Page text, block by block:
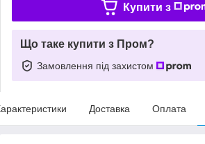
Купити з
Що таке купити з Пром?
Замовлення під захистом
Доставка Оплата